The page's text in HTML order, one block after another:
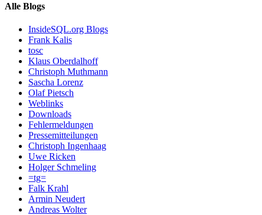
Alle Blogs
InsideSQL.org Blogs
Frank Kalis
tosc
Klaus Oberdalhoff
Christoph Muthmann
Sascha Lorenz
Olaf Pietsch
Weblinks
Downloads
Fehlermeldungen
Pressemitteilungen
Christoph Ingenhaag
Uwe Ricken
Holger Schmeling
=tg=
Falk Krahl
Armin Neudert
Andreas Wolter